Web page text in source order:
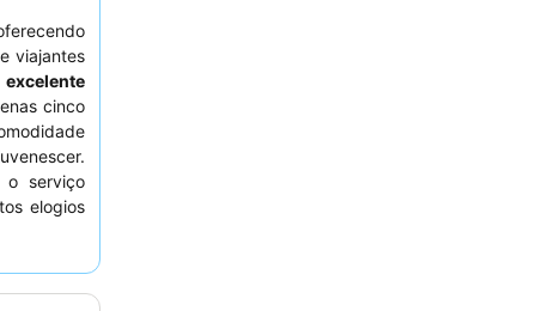
viajantes
excelente
cinco
o serviço
elogios